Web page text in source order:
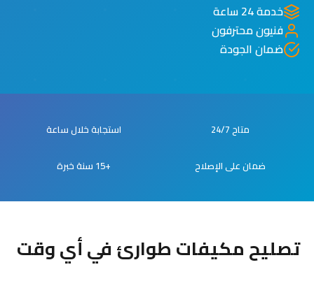
خدمة 24 ساعة
فنيون محترفون
ضمان الجودة
متاح 24/7 استجابة خلال ساعة
ضمان على الإصلاح +15 سنة خبرة
تصليح مكيفات طوارئ في أي وقت